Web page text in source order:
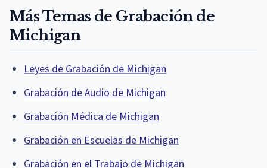
Más Temas de Grabación de
Michigan
Leyes de Grabación de Michigan
Grabación de Audio de Michigan
Grabación Médica de Michigan
Grabación en Escuelas de Michigan
Grabación en el Trabajo de Michigan